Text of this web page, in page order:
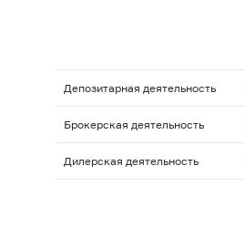
Депозитарная деятельность
Брокерская деятельность
Дилерская деятельность